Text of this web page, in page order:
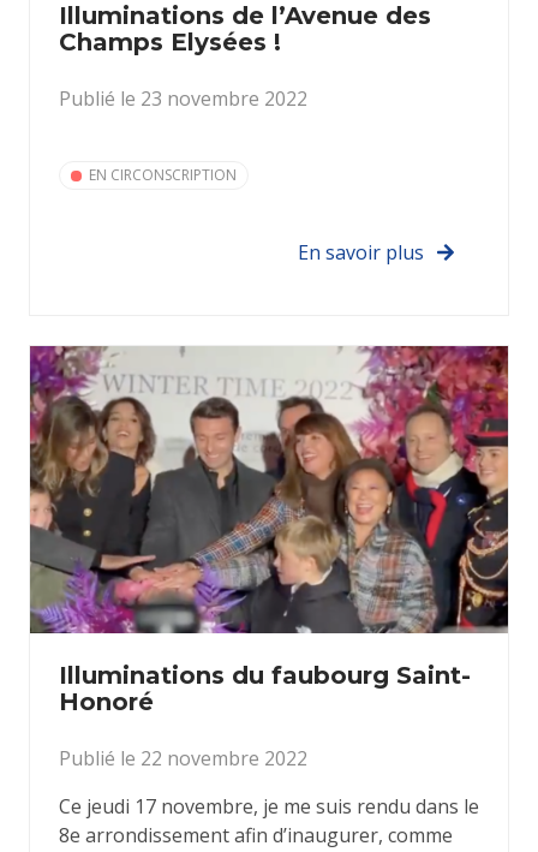
Illuminations de l’Avenue des
Champs Elysées !
Publié le 23 novembre 2022
EN CIRCONSCRIPTION
En savoir plus
Illuminations du faubourg Saint-
Honoré
Publié le 22 novembre 2022
Ce jeudi 17 novembre, je me suis rendu dans le
8e arrondissement afin d’inaugurer, comme